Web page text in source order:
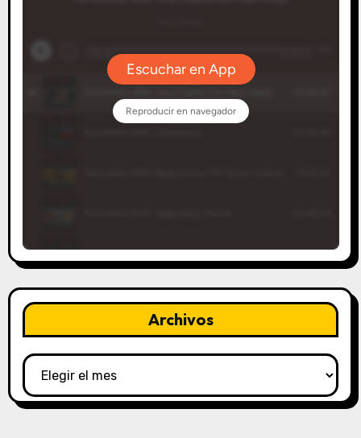
Archivos
Archivos